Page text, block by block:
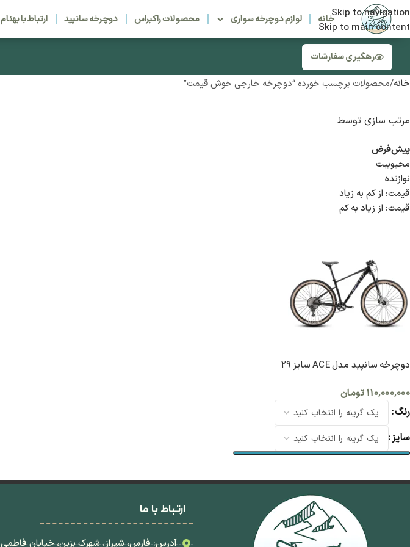
Skip to navigation
Skip to main content
خانه لوازم دوچرخه سواری محصولات راکبراس دوچرخه سانپید ارتباط با بهنام
رهگیری سفارشات
خانه محصولات برچسب خورده “دوچرخه خارجی خوش قیمت”
مرتب سازی توسط
پیش‌فرض
محبوبیت
نوازنده
قیمت: از کم به زیاد
قیمت: از زیاد به کم
دوچرخه سانپید مدل ACE سایز ۲۹
۱۱۰,۰۰۰,۰۰۰تومان
رنگ
سایز
ارتباط با ما
آدرس: فارس، شیراز، شهرک بزین، خیابان فاطمی